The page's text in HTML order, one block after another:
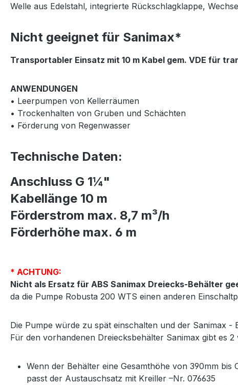
Welle aus Edelstahl, integrierte Rückschlagklappe,
Nicht geeignet für Sanimax*
Transportabler Einsatz mit 10 m Kabel gem. VDE für
ANWENDUNGEN
• Leerpumpen von Kellerräumen
• Trockenhalten von Gruben und Schächten
• Förderung von Regenwasser
Technische Daten:
Anschluss G 1¼"
Kabellänge 10 m
Förderstrom max. 8,7 m³/h
Förderhöhe max. 6 m
* ACHTUNG:
Nicht als Ersatz für ABS Sanimax Dreiecks-Behälter
da die Pumpe Robusta 200 WTS einen anderen
Die Pumpe würde zu spät einschalten und der Sanimax -
Für den vorhandenen Dreiecksbehälter Sanimax gibt es
Wenn der Behälter eine Gesamthöhe von 390mm
passt der Austauschsatz mit Kreiller –Nr. 076635